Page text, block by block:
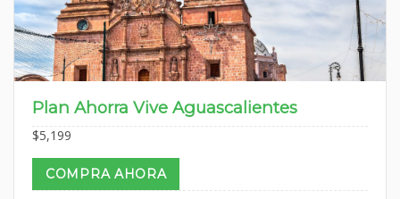
Plan Ahorra Vive Aguascalientes
$5,199
COMPRA AHORA